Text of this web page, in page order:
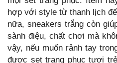
hợp với style từ thanh lịch
nữa, sneakers trắng còn
sành điệu, chất chơi mà
vậy, nếu muốn rảnh tay
được set trang phục tươi